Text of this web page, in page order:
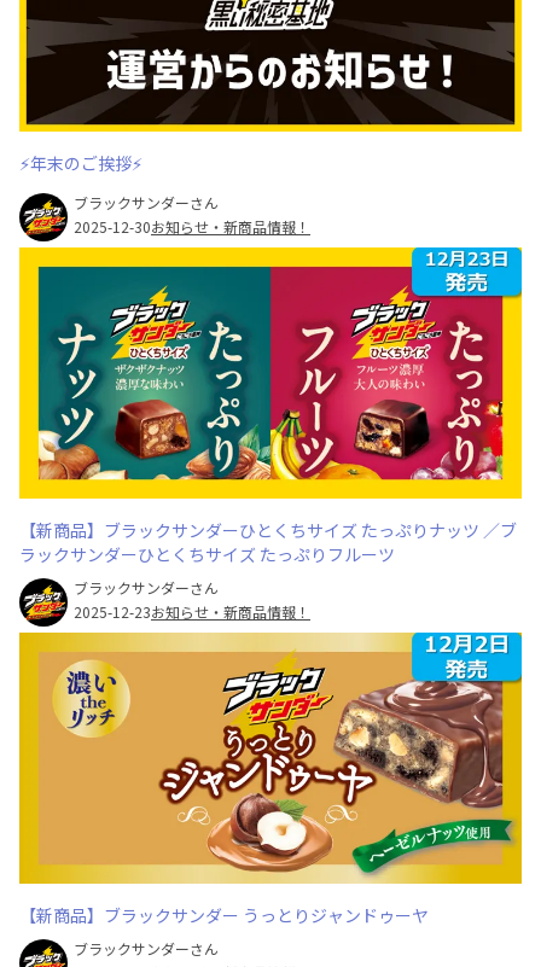
⚡年末のご挨拶⚡
ブラックサンダーさん
2025-12-30お知らせ・新商品情報！
【新商品】ブラックサンダーひとくちサイズ たっぷりナッツ ／ブ
ラックサンダーひとくちサイズ たっぷりフルーツ
ブラックサンダーさん
2025-12-23お知らせ・新商品情報！
【新商品】ブラックサンダー うっとりジャンドゥーヤ
ブラックサンダーさん